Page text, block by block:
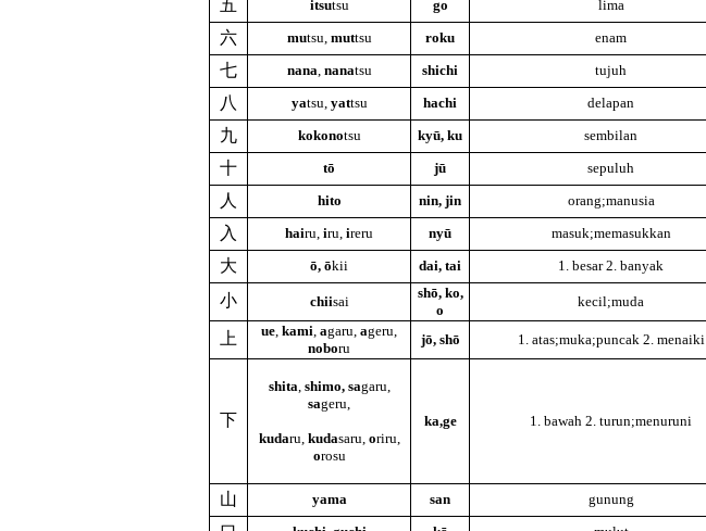
五 itsutsu go lima
六 mutsu, muttsu roku enam
七 nana nanatsu shichi tujuh
八 yatsu, yattsu hachi delapan
九 kokonotsu kyū, ku sembilan
十 tō jū sepuluh
人 hito nin, jin orang;manusia
入 hairu, iru, ireru nyū masuk;memasukkan
大 ō, ōkii dai, tai 1. besar 2. banyak
小 chiisai
shō, ko,
o
kecil;muda
上 ue kami agaru, ageru,
noboru
jō, shō 1. atas;muka;puncak 2. menaiki
下
shita shimo, sagaru,
sageru,
kudaru, kudasaru, oriru,
orosu
ka,ge 1. bawah 2. turun;menuruni
山 yama san gunung